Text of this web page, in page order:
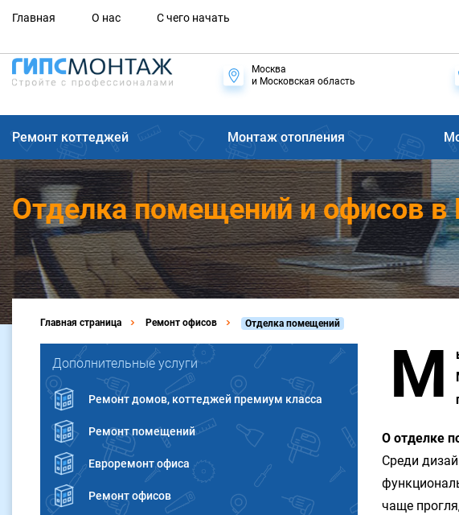
Москва
и Московская область
Главная О нас С чего начать
Ремонт коттеджей Монтаж отопления
Отделка помещений и офисов в
Главная страница Ремонт офисов Отделка помещений
М
О отделке
Среди
чаще
Дополнительные услуги
Ремонт домов, коттеджей премиум класса
Ремонт помещений
Евроремонт офиса
Ремонт офисов